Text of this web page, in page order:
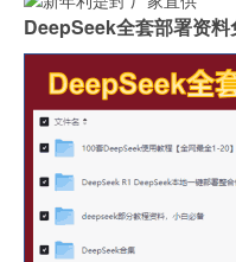
DeepSeek全套部署资料